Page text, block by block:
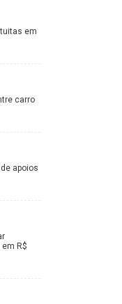
em
carro
apoios
R$